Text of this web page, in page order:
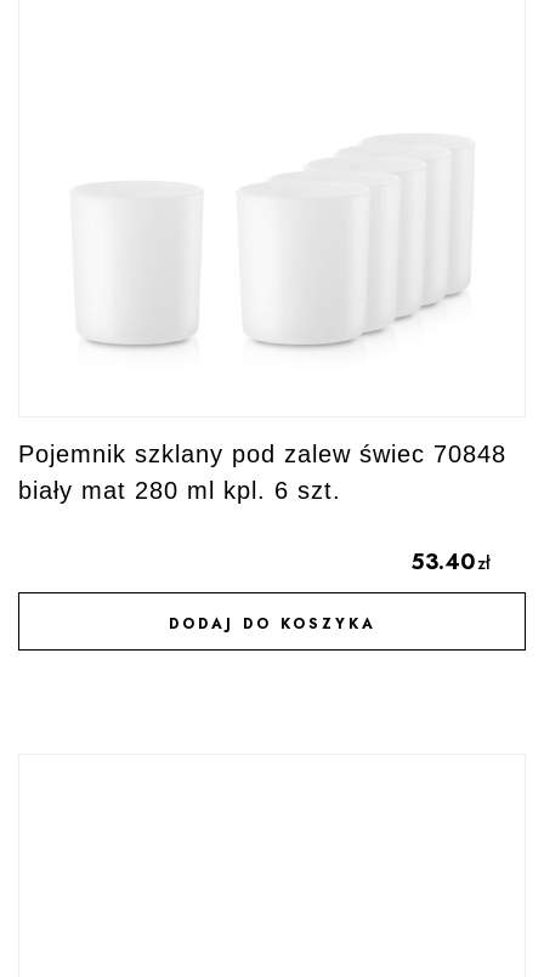
Pojemnik szklany pod zalew świec 70848
biały mat 280 ml kpl. 6 szt.
53.40zł
DODAJ DO KOSZYKA
DODAJ DO ULUBIONYCH